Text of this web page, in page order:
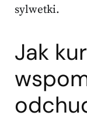
sylwetki.
Jak